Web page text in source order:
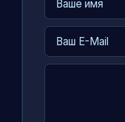
Ваше имя
Ваш E-Mail
Комментарий